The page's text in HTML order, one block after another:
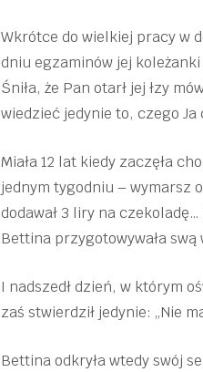
Wkrótce do wielkiej pracy w
dniu egzaminów jej koleżanki
Śniła, że Pan otarł jej łzy
wiedzieć jedynie to, czego Ja
Miała 12 lat kiedy zaczęła
jednym tygodniu – wymarsz
dodawał 3 liry na
Bettina przygotowywała
I nadszedł dzień, w którym
zaś stwierdził jedynie: „Nie
Bettina odkryła wtedy swój